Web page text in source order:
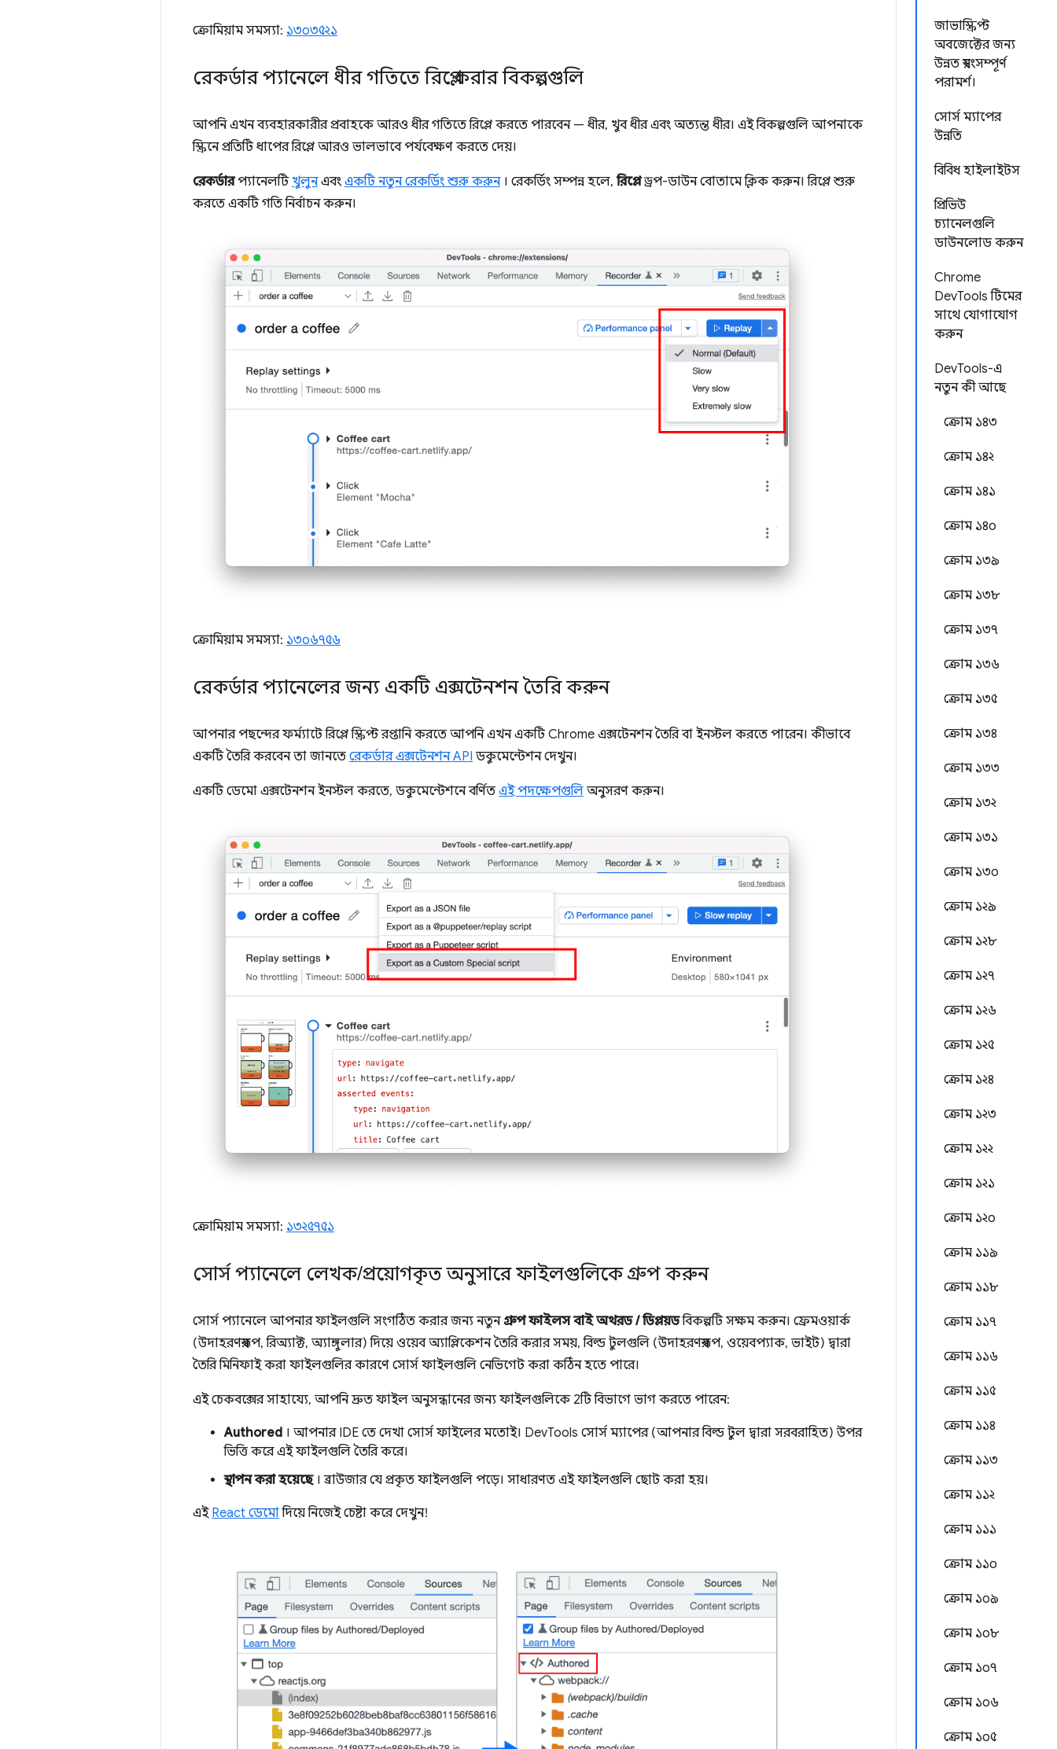
জাভাস্ক্রিপ্ট
অবজেক্টের জন্য
উন্নত স্বয়ংসম্পূর্ণ
পরামর্শ।
সোর্স ম্যাপের
উন্নতি
বিবিধ হাইলাইটস
প্রিভিউ
চ্যানেলগুলি
ডাউনলোড করুন
Chrome
DevTools টিমের
সাথে যোগাযোগ
করুন
DevTools-এ
নতুন কী আছে
ক্রোম ১৪৩
ক্রোম ১৪২
ক্রোম ১৪১
ক্রোম ১৪০
ক্রোম ১৩৯
ক্রোম ১৩৮
ক্রোম ১৩৭
ক্রোম ১৩৬
ক্রোম ১৩৫
ক্রোম ১৩৪
ক্রোম ১৩৩
ক্রোম ১৩২
ক্রোম ১৩১
ক্রোম ১৩০
ক্রোম ১২৯
ক্রোম ১২৮
ক্রোম ১২৭
ক্রোম ১২৬
ক্রোম ১২৫
ক্রোম ১২৪
ক্রোম ১২৩
ক্রোম ১২২
ক্রোম ১২১
ক্রোম ১২০
ক্রোম ১১৯
ক্রোম ১১৮
ক্রোম ১১৭
ক্রোম ১১৬
ক্রোম ১১৫
ক্রোম ১১৪
ক্রোম ১১৩
ক্রোম ১১২
ক্রোম ১১১
ক্রোম ১১০
ক্রোম ১০৯
ক্রোম ১০৮
ক্রোম ১০৭
ক্রোম ১০৬
ক্রোম ১০৫
ক্রোমিয়াম সমস্যা: ১৩০৩৫২১
রেকর্ডার প্যানেলে ধীর গতিতে রিপ্লে করার বিকল্পগুলি
আপনি এখন ব্যবহারকারীর প্রবাহকে আরও ধীর গতিতে রিপ্লে করতে পারবেন — ধীর, খুব ধীর এবং অত্যন্ত ধীর। এই বিকল্পগুলি আপনাকে
স্ক্রিনে প্রতিটি ধাপের রিপ্লে আরও ভালভাবে পর্যবেক্ষণ করতে দেয়।
রেকর্ডারপ্যানেলটি খুলুনএবং একটি নতুন রেকর্ডিং শুরু করুন। রেকর্ডিং সম্পন্ন হলে,রিপ্লেড্রপ-ডাউন বোতামে ক্লিক করুন। রিপ্লে শুরু
করতে একটি গতি নির্বাচন করুন।
ক্রোমিয়াম সমস্যা: ১৩০৬৭৫৬
রেকর্ডার প্যানেলের জন্য একটি এক্সটেনশন তৈরি করুন
আপনার পছন্দের ফর্ম্যাটে রিপ্লে স্ক্রিপ্ট রপ্তানি করতে আপনি এখন একটি Chrome এক্সটেনশন তৈরি বা ইনস্টল করতে পারেন। কীভাবে
একটি তৈরি করবেন তা জানতে রেকর্ডার এক্সটেনশন API ডকুমেন্টেশন দেখুন।
একটি ডেমো এক্সটেনশন ইনস্টল করতে, ডকুমেন্টেশনে বর্ণিত এই পদক্ষেপগুলি অনুসরণ করুন।
ক্রোমিয়াম সমস্যা: ১৩২৫৭৫১
সোর্স প্যানেলে লেখক/প্রয়োগকৃত অনুসারে ফাইলগুলিকে গ্রুপ করুন
সোর্স প্যানেলে আপনার ফাইলগুলি সংগঠিত করার জন্য নতুন গ্রুপ ফাইলস বাই অথরড / ডিপ্লয়ডবিকল্পটি সক্ষম করুন। ফ্রেমওয়ার্ক
(উদাহরণস্বরূপ, রিঅ্যাক্ট, অ্যাঙ্গুলার) দিয়ে ওয়েব অ্যাপ্লিকেশন তৈরি করার সময়, বিল্ড টুলগুলি (উদাহরণস্বরূপ, ওয়েবপ্যাক, ভাইট) দ্বারা
তৈরি মিনিফাই করা ফাইলগুলির কারণে সোর্স ফাইলগুলি নেভিগেট করা কঠিন হতে পারে।
এই চেকবক্সের সাহায্যে, আপনি দ্রুত ফাইল অনুসন্ধানের জন্য ফাইলগুলিকে 2টি বিভাগে ভাগ করতে পারেন:
Authored । আপনার IDE তে দেখা সোর্স ফাইলের মতোই। DevTools সোর্স ম্যাপের (আপনার বিল্ড টুল দ্বারা সরবরাহিত) উপর
ভিত্তি করে এই ফাইলগুলি তৈরি করে।
স্থাপন করা হয়েছে। ব্রাউজার যে প্রকৃত ফাইলগুলি পড়ে। সাধারণত এই ফাইলগুলি ছোট করা হয়।
এই React ডেমোদিয়ে নিজেই চেষ্টা করে দেখুন!